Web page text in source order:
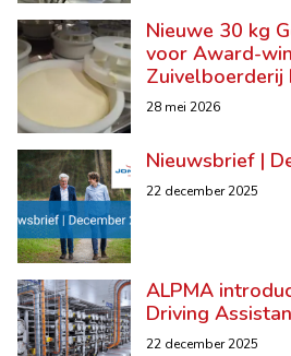
Nieuwe 30 kg
voor Award-
Zuivelboerderij
28 mei 2026
Nieuwsbrief |
22 december 2025
ALPMA
Driving
22 december 2025